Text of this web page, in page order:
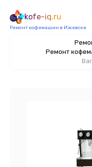
kofe-iq.ru
Ремонт кофемашин в Ижевске
Ремонт